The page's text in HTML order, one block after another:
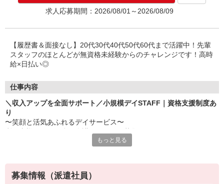
求人応募期間：2026/08/01～2026/08/09
【履歴書＆面接なし】20代30代40代50代60代まで活躍中！先輩
スタッフのほとんどが無資格未経験からのチャレンジです！高時
給×日払い◎
仕事内容
＼収入アップを全面サポート／小規模デイSTAFF｜資格支援制度あ
り
〜笑顔と活気あふれるデイサービス〜
・生活面のサポート（入浴、食事の準備・介助など）
・レクリエーションの企画・実施
もっと見る
募集情報（派遣社員）